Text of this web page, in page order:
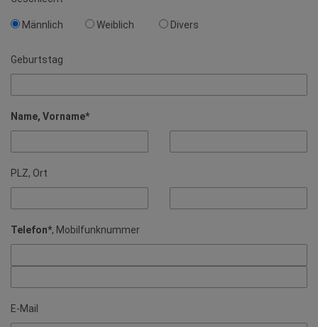
Männlich Weiblich Divers
Geburtstag
Name, Vorname*
PLZ, Ort
Telefon*, Mobilfunknummer
E-Mail